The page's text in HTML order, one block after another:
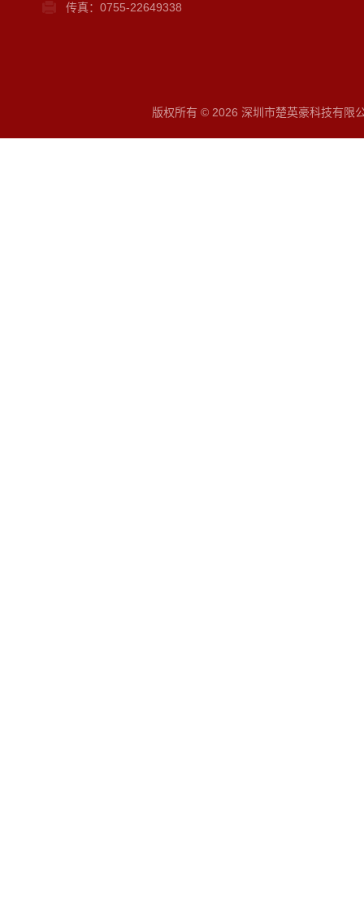
传真：0755-22649338
版权所有 © 2026 深圳市楚英豪科技有限